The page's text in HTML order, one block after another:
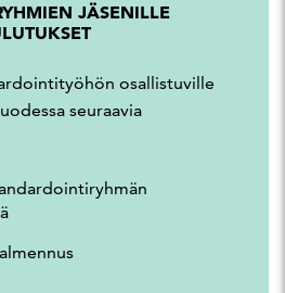
JÄSENILLE
osallistuville
seuraavia